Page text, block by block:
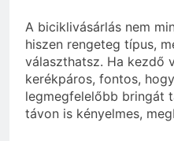
A biciklivásárlás nem
hiszen rengeteg típus,
választhatsz. Ha kezdő
kerékpáros, fontos,
legmegfelelőbb bringát
távon is kényelmes,